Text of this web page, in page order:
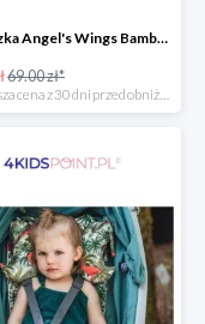
Poduszka Angel's Wings Bamboo Yoga candy sloths La Millou -15%
69.00 zł*
*najniższa cena z 30 dni przed obniżką